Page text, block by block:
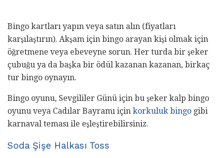
Bingo kartları yapın veya satın alın (fiyatları
karşılaştırın). Akşam için bingo arayan kişi olmak için
öğretmene veya ebeveyne sorun. Her turda bir şeker
çubuğu ya da başka bir ödül kazanan kazanan, birkaç
tur bingo oynayın.
Bingo oyunu, Sevgililer Günü için bu şeker kalp bingo
oyunu veya Cadılar Bayramı için korkuluk bingo gibi
karnaval teması ile eşleştirebilirsiniz.
Soda Şişe Halkası Toss